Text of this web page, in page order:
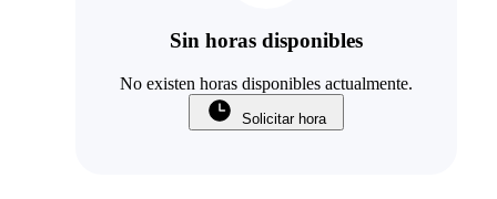
Sin horas disponibles
No existen horas disponibles actualmente.
Solicitar hora